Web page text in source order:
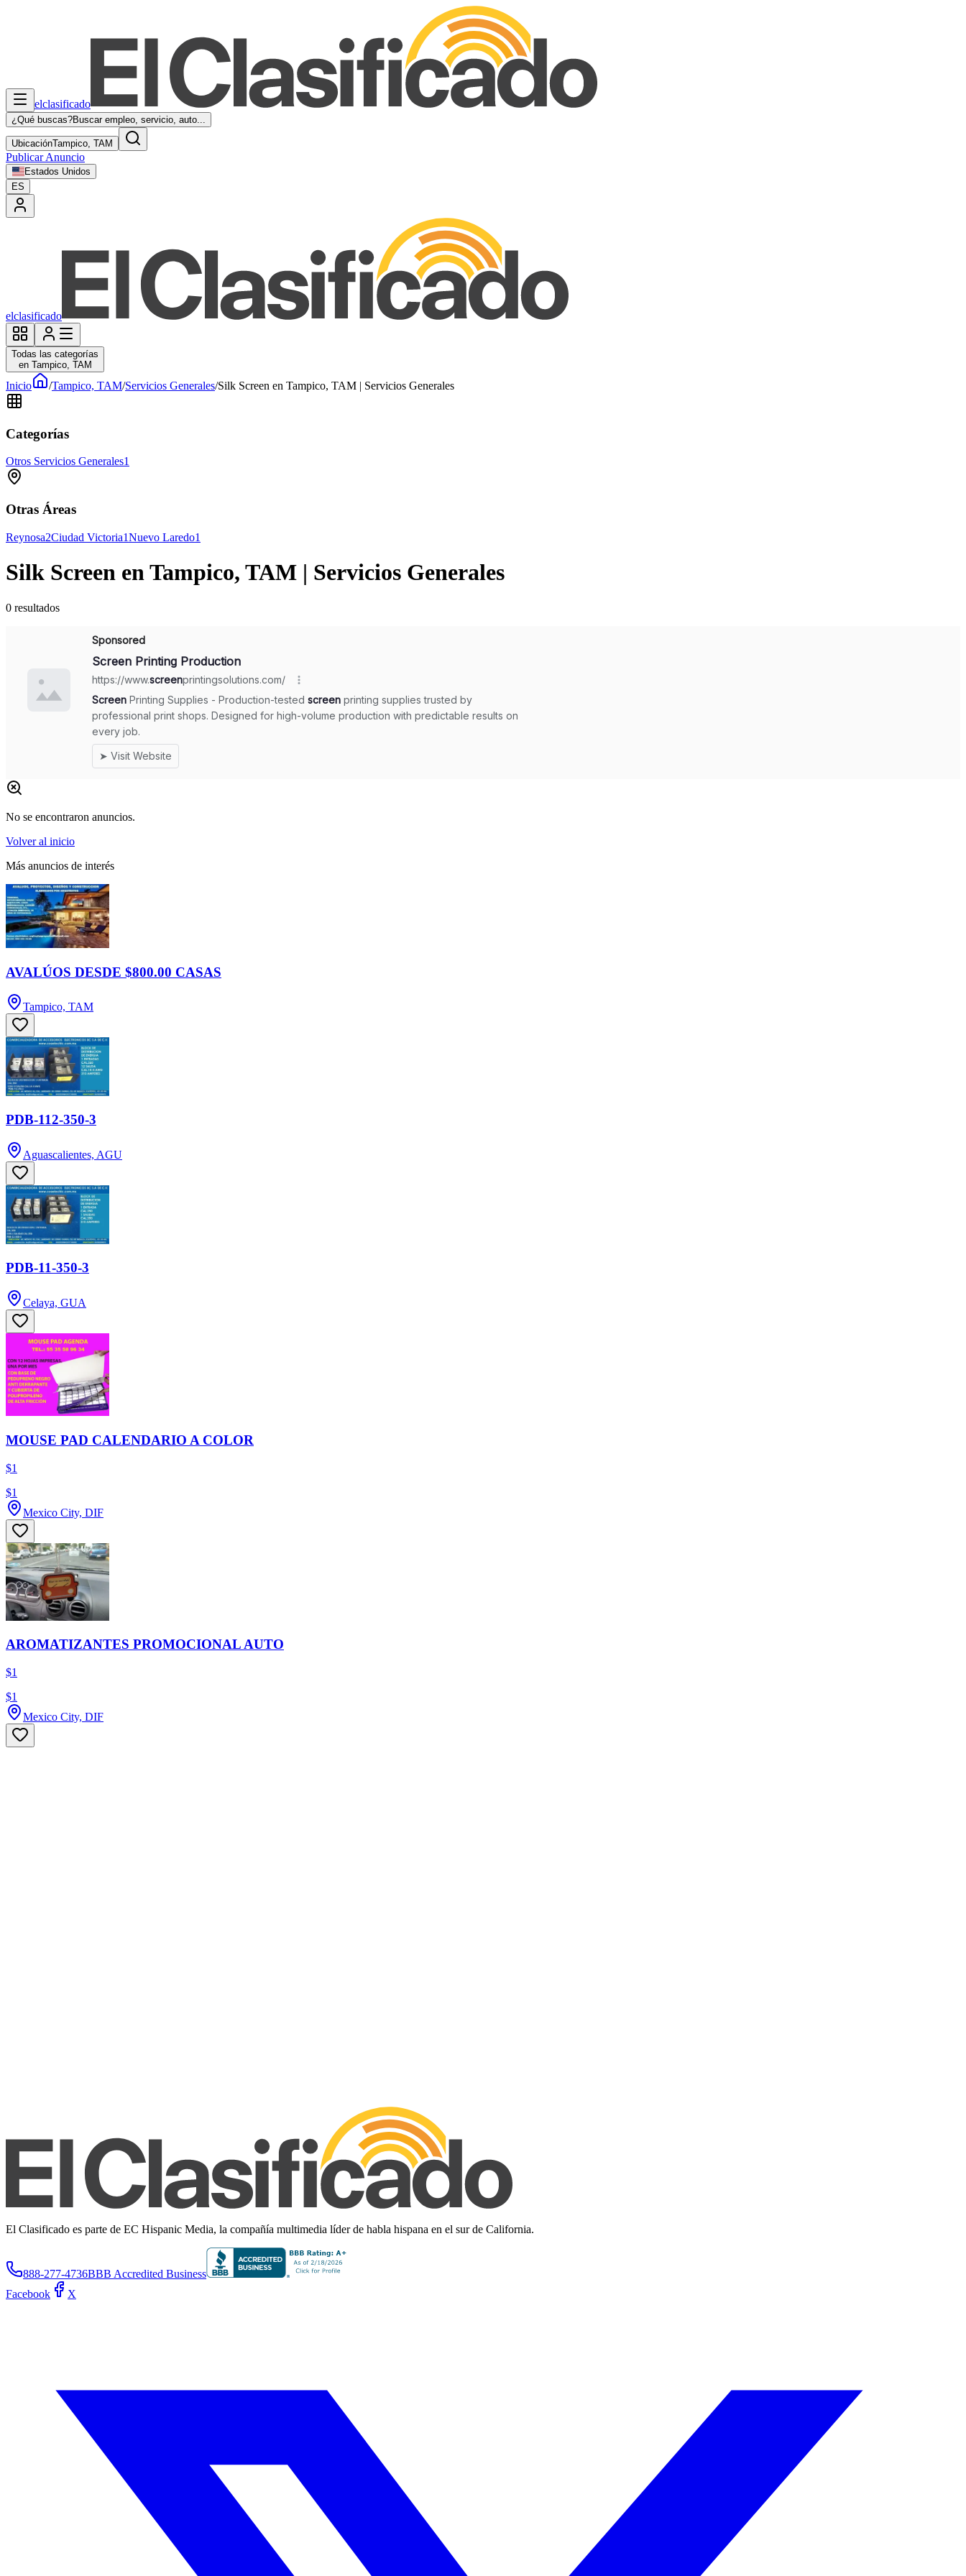
elclasificado
¿Qué buscas?Buscar empleo, servicio, auto...
UbicaciónTampico, TAM
Publicar Anuncio
Estados Unidos
ES
elclasificado
Todas las categorías
en Tampico, TAM
Inicio /Tampico, TAM/Servicios Generales/Silk Screen en Tampico, TAM | Servicios Generales
Categorías
Otros Servicios Generales1
Otras Áreas
Reynosa2Ciudad Victoria1Nuevo Laredo1
Silk Screen en Tampico, TAM | Servicios Generales
0 resultados
No se encontraron anuncios.
Volver al inicio
Más anuncios de interés
AVALÚOS DESDE $800.00 CASAS
Tampico, TAM
PDB-112-350-3
Aguascalientes, AGU
PDB-11-350-3
Celaya, GUA
MOUSE PAD CALENDARIO A COLOR
$1
$1
Mexico City, DIF
AROMATIZANTES PROMOCIONAL AUTO
$1
$1
Mexico City, DIF
El Clasificado es parte de EC Hispanic Media, la compañía multimedia líder de habla hispana en el sur de California.
888-277-4736BBB Accredited Business
Facebook
X